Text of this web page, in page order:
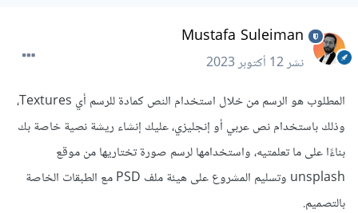
Mustafa Suleiman
نشر12 أكتوبر 2023
المطلوب هو الرسم من خلال استخدام النص كمادة للرسم أي Textures،
وذلك باستخدام نص عربي أو إنجليزي، عليك إنشاء ريشة نصية خاصة بك
بناءًا على ما تعلمتيه، واستخدامها لرسم صورة تختاريها من موقع
unsplash وتسليم المشروع على هيئة ملف PSD مع الطبقات الخاصة
بالتصميم.